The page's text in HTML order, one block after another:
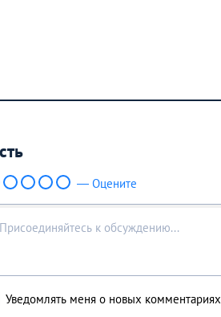
— Оцените
Уведомлять меня о новых комментариях